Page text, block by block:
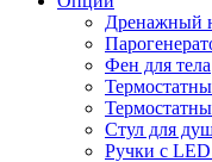
Дренажный
Фен для тела
Стул для
Ручки с